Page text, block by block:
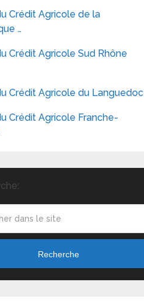
Crédit Agricole de la
…
Crédit Agricole Sud Rhône
Crédit Agricole du Languedoc
Crédit Agricole Franche-
Recherche